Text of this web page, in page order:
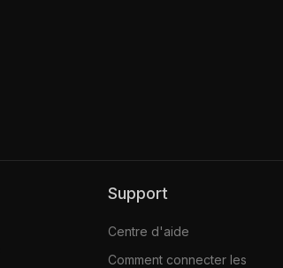
Support
Centre d'aide
Comment connecter les